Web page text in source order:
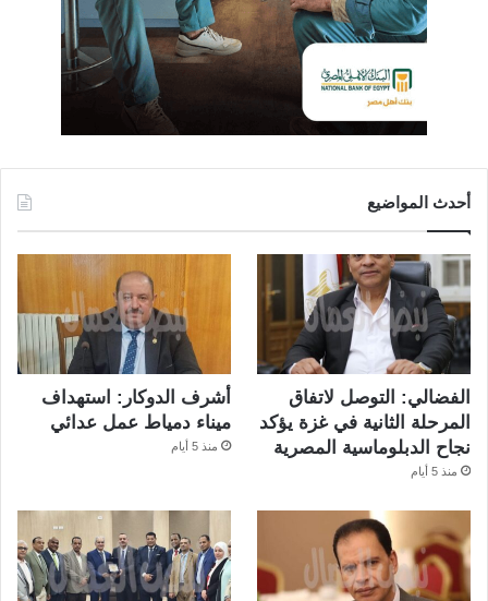
أحدث المواضيع
الفضالي: التوصل لاتفاق
المرحلة الثانية في غزة يؤكد
نجاح الدبلوماسية المصرية
منذ 5 أيام
أشرف الدوكار: استهداف
ميناء دمياط عمل عدائي
منذ 5 أيام